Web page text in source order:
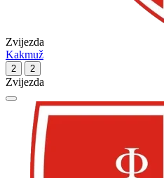
Zvijezda
Kakmuž
2 2
Zvijezda